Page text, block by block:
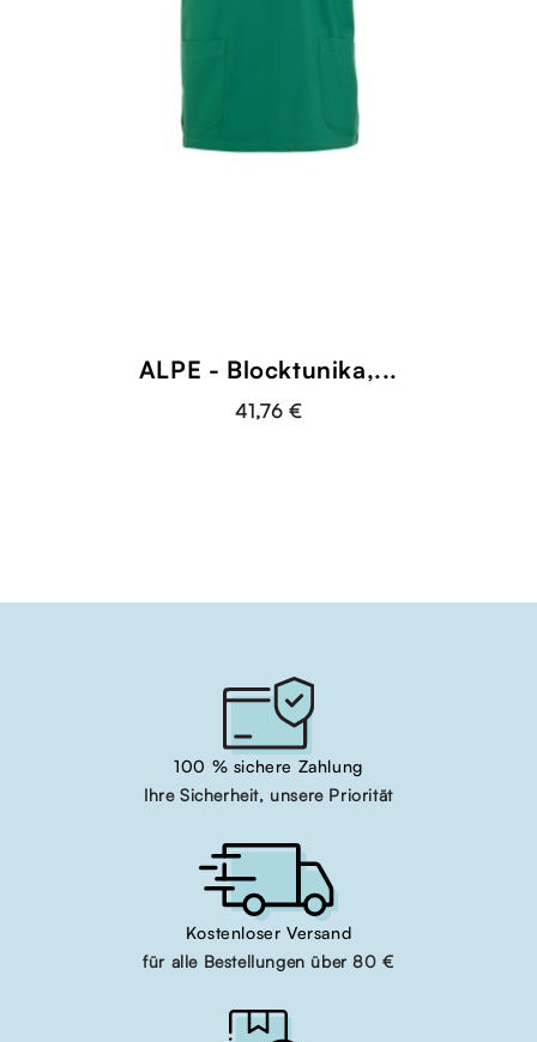
ALPE - Blocktunika,...
41,76 €
100 % sichere Zahlung
Ihre Sicherheit, unsere Priorität
Kostenloser Versand
für alle Bestellungen über 80 €